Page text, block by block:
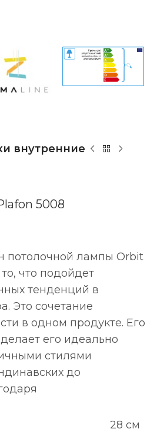
внутренние
5008
потолочной лампы Orbit
что подойдет
тенденций в
Это сочетание
в одном продукте. Его
его идеально
стилями
до
28 см